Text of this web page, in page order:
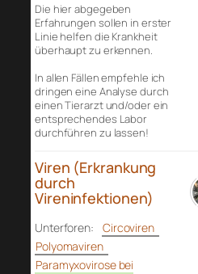
Die hier abgegeben
Erfahrungen sollen in erster
Linie helfen die Krankheit
überhaupt zu erkennen.
In allen Fällen empfehle ich
dringen eine Analyse durch
einen Tierarzt und/oder ein
entsprechendes Labor
durchführen zu lassen!
Viren (Erkrankung
durch
Vireninfektionen)
Unterforen:
Circoviren
Polyomaviren
Paramyxovirose bei